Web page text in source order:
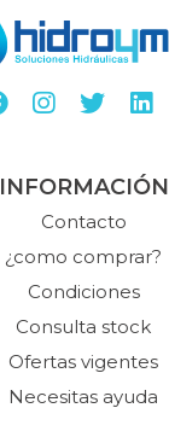
INFORMACIÓN
Contacto
¿como comprar?
Condiciones
Consulta stock
Ofertas vigentes
Necesitas ayuda